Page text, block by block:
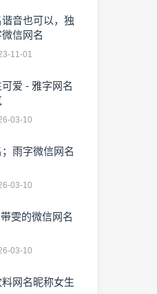
音也可以，独
信网名
11-01
爱 - 雅字网名
03-10
雨字微信网名
03-10
雯的微信网名
03-10
网名昵称女生